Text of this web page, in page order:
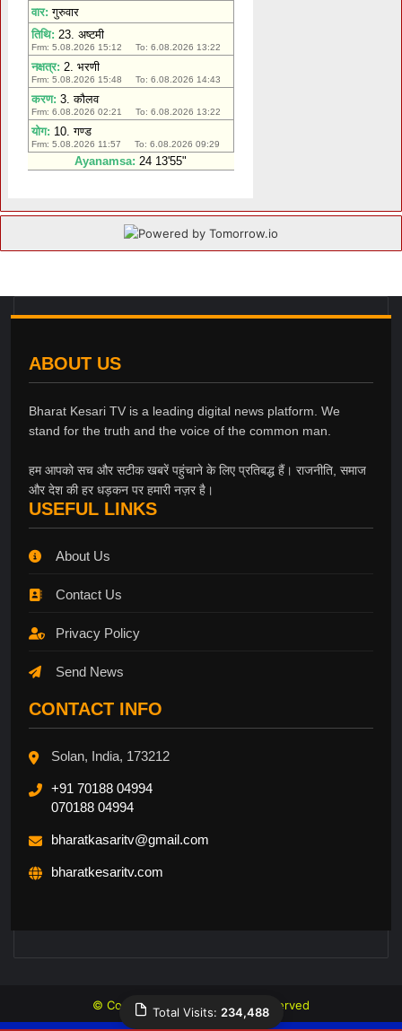
ABOUT US
Bharat Kesari TV is a leading digital news platform. We
stand for the truth and the voice of the common man.
हम आपको सच और सटीक खबरें पहुंचाने के लिए प्रतिबद्ध हैं। राजनीति, समाज
और देश की हर धड़कन पर हमारी नज़र है।
USEFUL LINKS
About Us
Contact Us
Privacy Policy
Send News
CONTACT INFO
Solan, India, 173212
+91 70188 04994
070188 04994
bharatkasaritv@gmail.com
bharatkesaritv.com
© Copyright 2026, All Rights Reserved
Total Visits: 234,488